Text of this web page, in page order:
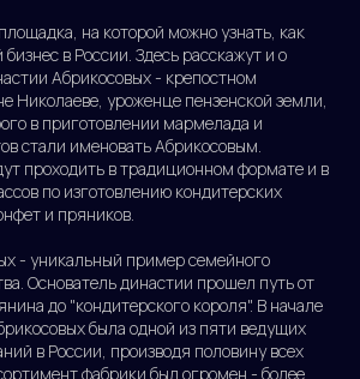
на которой можно узнать, как
в России. Здесь расскажут и о
Абрикосовых - крепостном
Николаеве, уроженце пензенской земли,
в приготовлении мармелада и
стали именовать Абрикосовым.
проходить в традиционном формате и в
по изготовлению кондитерских
и пряников.
- уникальный пример семейного
Основатель династии прошел путь от
до "кондитерского короля". В начале
была одной из пяти ведущих
в России, производя половину всех
фабрики был огромен - более